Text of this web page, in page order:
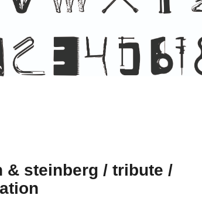
& steinberg / tribute /